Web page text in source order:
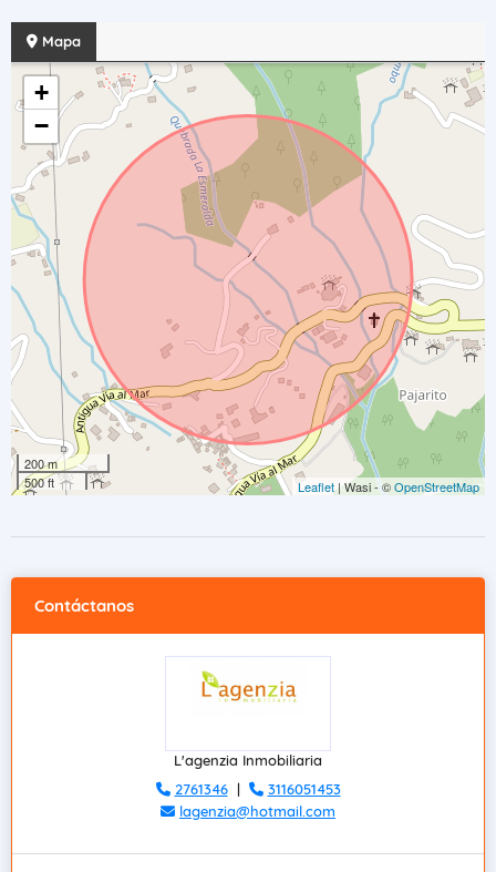
Mapa
+
−
200 m
500 ft
Leaflet | Wasi - ©OpenStreetMap
Contáctanos
L'agenzia Inmobiliaria
2761346|
3116051453
lagenzia@hotmail.com